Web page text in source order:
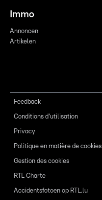
Immo
Annoncen
Artikelen
Feedback
Conditions d'utilisation
Privacy
Politique en matière de cookies
Gestion des cookies
RTL Charte
Accidentsfotoen op RTL.lu